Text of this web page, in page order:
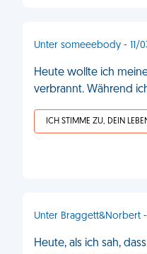
Unter someeebody - 11/
Heute wollte ich
verbrannt. Während
Unter Braggett&Norbert
Heute, als ich sah,